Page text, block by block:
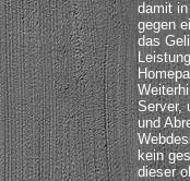
damit
gegen
das
Server,
und
kein
dieser